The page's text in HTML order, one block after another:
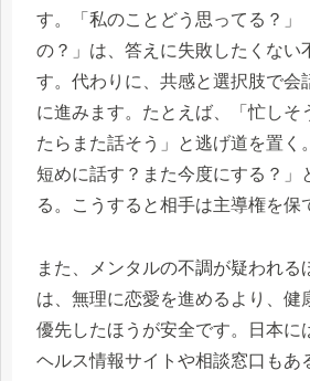
す。「私のことどう思ってる？」
の？」は、答えに失敗したくない
す。代わりに、共感と選択肢で会
に進みます。たとえば、「忙しそ
たらまた話そう」と逃げ道を置く
短めに話す？また今度にする？」
る。こうすると相手は主導権を保
また、メンタルの不調が疑われる
は、無理に恋愛を進めるより、健
優先したほうが安全です。日本に
ヘルス情報サイトや相談窓口もあ